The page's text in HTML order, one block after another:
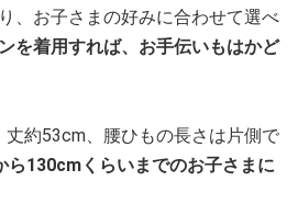
、お子さまの好みに合わせて選べ
を着用すれば、お手伝いもはかど
約53cm、腰ひもの長さは片側で
ら130cmくらいまでのお子さまに